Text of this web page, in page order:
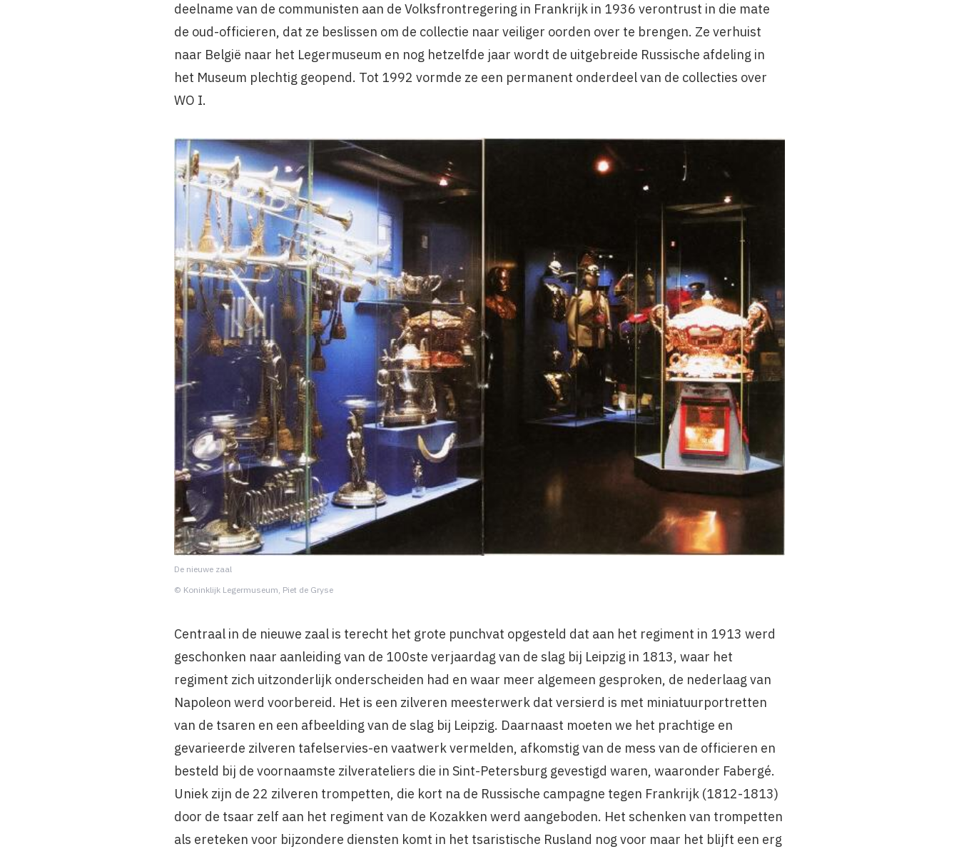
deelname van de communisten aan de Volksfrontregering in Frankrijk in 1936 verontrust in die mate
de oud-officieren, dat ze beslissen om de collectie naar veiliger oorden over te brengen. Ze verhuist
naar België naar het Legermuseum en nog hetzelfde jaar wordt de uitgebreide Russische afdeling in
het Museum plechtig geopend. Tot 1992 vormde ze een permanent onderdeel van de collecties over
WO I.
De nieuwe zaal
© Koninklijk Legermuseum, Piet de Gryse
Centraal in de nieuwe zaal is terecht het grote punchvat opgesteld dat aan het regiment in 1913 werd
geschonken naar aanleiding van de 100ste verjaardag van de slag bij Leipzig in 1813, waar het
regiment zich uitzonderlijk onderscheiden had en waar meer algemeen gesproken, de nederlaag van
Napoleon werd voorbereid. Het is een zilveren meesterwerk dat versierd is met miniatuurportretten
van de tsaren en een afbeelding van de slag bij Leipzig. Daarnaast moeten we het prachtige en
gevarieerde zilveren tafelservies-en vaatwerk vermelden, afkomstig van de mess van de officieren en
besteld bij de voornaamste zilverateliers die in Sint-Petersburg gevestigd waren, waaronder Fabergé.
Uniek zijn de 22 zilveren trompetten, die kort na de Russische campagne tegen Frankrijk (1812-1813)
door de tsaar zelf aan het regiment van de Kozakken werd aangeboden. Het schenken van trompetten
als ereteken voor bijzondere diensten komt in het tsaristische Rusland nog voor maar het blijft een erg